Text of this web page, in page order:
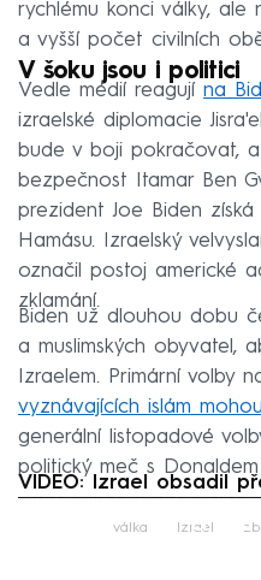
rychlému konci války, ale
a vyšší počet civilních
V šoku jsou i politici
Vedle médií reagují na
izraelské diplomacie
bude v boji pokračovat,
bezpečnost Itamar Ben
prezident Joe Biden
Hamásu. Izraelský
označil postoj americké
zklamání.
Biden už dlouhou dobu
a muslimských obyvatel,
Izraelem. Primární volby
vyznávajících islám
generální listopadové
politický meč s Donaldem
VIDEO: Izrael obsadil
válka Izrael